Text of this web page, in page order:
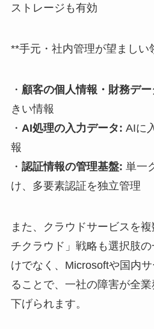
ストレージも有効
**手元・社内管理が望ましい
・ 顧客の個人情報・財務デー
きい情報
・ AI処理の入力データ: AIに
報
・ 認証情報の管理基盤: 単一
け、多要素認証を独立管理
また、クラウドサービスを
チクラウド」戦略も選択肢
けでなく、Microsoftや国内
ることで、一社の障害が全
下げられます。